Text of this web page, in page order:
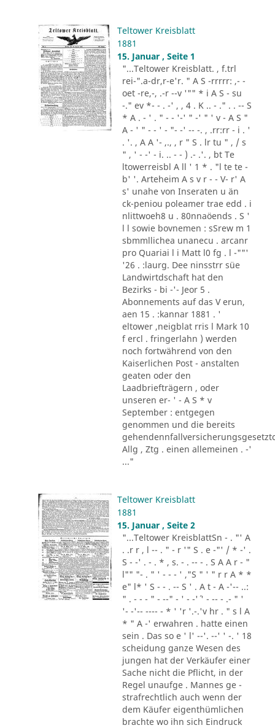
Teltower Kreisblatt
1881
15. Januar , Seite 1
"...Teltower Kreisblatt. , f.trl
rei-".a-dr,r-e'r. " A S -rrrrr: ,- -
oet -re,-, .-r --v '"" * i A S - su
-." ev *- - . -' , , 4 . K .. - ." . . -- S
* A . - ' . " - - '-' " -' " ' v - A S "
A - ' " - - ' - "- -' -- -. , .rr:rr - i . '
. '. , A A '- ,., , r " S . lr tu " , / s
" , ' - -' - i. .. - - ) .- .'. , bt Te
ltowerreisbl A ll ' 1 * . "l te te -
b' '. Arteheim A s v r - - V- r' A
s' unahe von Inseraten u än
ck-peniou poleamer trae edd . i
nlittwoeh8 u . 80nnaöends . S '
l l sowie bovnemen : sSrew m 1
sbmmllichea unanecu . arcanr
pro Quariai l i Matt l0 fg . l -""'
'26 . :laurg. Dee ninsstrr süe
Landwirtdschaft hat den
Bezirks - bi -'- Jeor 5 .
Abonnements auf das V erun,
aen 15 . :kannar 1881 . '
eltower ,neigblat rris l Mark 10
f ercl . fringerlahn ) werden
noch fortwährend von den
Kaiserlichen Post - anstalten
geaten oder den
Laadbriefträgern , oder
unseren er- ' - A S * v
September : entgegen
genommen und die bereits
Allg , Ztg . einen allemeinen . -'
..."
Teltower Kreisblatt
1881
15. Januar , Seite 2
"...Teltower KreisblattSn - . "' A
. .r r , l -- . " - r '" S . e -"' / * -' .
S - -' . - . * , s. - . -- - . S A A r - "
l"" "- . " ' - - - ' ,"S " ' " r r A * *
e" l* ' S - - . -- S ' . A t - A -'-- ..:
" . - - - " - --" - ' - -'´ ' - -- - .- " '
'- -'-- ---- - * ' 'r '.-.'v hr . " s l A
* " A -' erwahren . hatte einen
sein . Das so e ' l' --'. --' ' -. ' 18
scheidung ganze Wesen des
jungen hat der Verkäufer einer
Sache nicht die Pflicht, in der
Regel unaufge . Mannes ge -
strafrechtlich auch wenn der
dem Käufer eigenthümlichen
brachte wo ihn sich Eindruck